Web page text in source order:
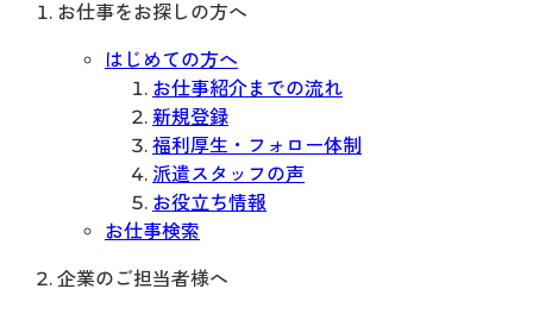
お仕事をお探しの方へ
はじめての方へ
お仕事紹介までの流れ
新規登録
福利厚生・フォロー体制
派遣スタッフの声
お役立ち情報
お仕事検索
企業のご担当者様へ